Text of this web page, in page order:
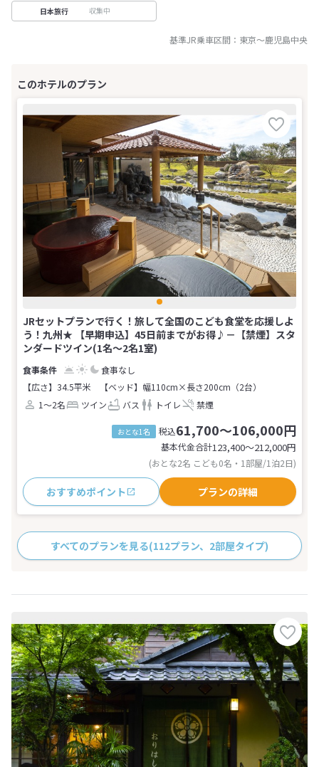
日本旅行 収集中
基準JR乗車区間： 東京～鹿児島中央
JRセットプランで行く！旅して全国のこども食堂を応援しよ
う！九州★ 【早期申込】45日前までがお得♪－【禁煙】スタ
ンダードツイン(1名～2名1室)
食事なし
【広さ】34.5平米
【ベッド】幅110cm×長さ200cm（2台）
1～2名
ツイン バス トイレ 禁煙
おとな1名 税込61,700～106,000円
基本代金合計123,400〜212,000円
(おとな2名 こども0名・1部屋/1泊2日)
おすすめポイント プランの詳細
すべてのプランを見る(112プラン、2部屋タイプ)